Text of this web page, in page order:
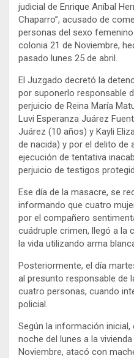
judicial de Enrique Aníbal
Chaparro”, acusado de
personas del sexo
colonia 21 de Noviembre,
pasado lunes 25 de abril.
El Juzgado decretó la
por suponerlo responsable
perjuicio de Reina María
Luvi Esperanza Juárez
Juárez (10 años) y Kayli
de nacida) y por el delito de
ejecución de tentativa
perjuicio de testigos
Ese día de la masacre, se
informando que cuatro
por el compañero
cuádruple crimen, llegó a la
la vida utilizando arma
Posteriormente, el día
al presunto responsable de
cuatro personas, cuando
policial.
Según la información
noche del lunes a la
Noviembre, atacó con